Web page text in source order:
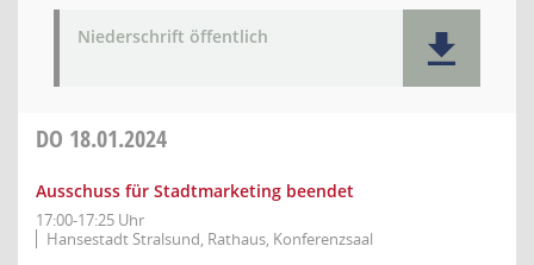
Niederschrift öffentlich
DO 18.01.2024
Ausschuss für Stadtmarketing beendet
17:00-17:25 Uhr
Hansestadt Stralsund, Rathaus, Konferenzsaal